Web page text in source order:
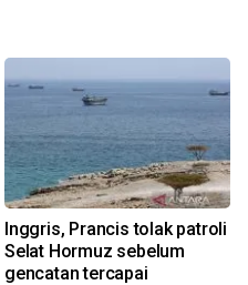
Inggris, Prancis tolak patroli
Selat Hormuz sebelum
gencatan tercapai